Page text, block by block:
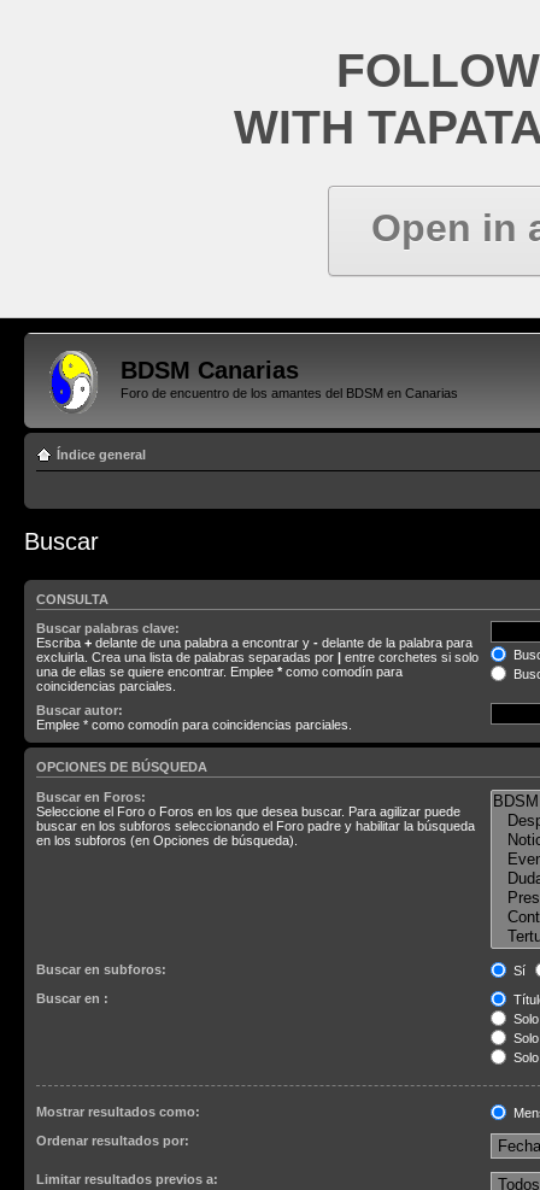
WITH
Open in
BDSM Canarias
Foro de encuentro de los amantes del BDSM en Canarias
Índice general
Buscar
CONSULTA
Buscar palabras clave:
Escriba + delante de una palabra a encontrar y - delante de la palabra para
excluirla. Crea una lista de palabras separadas por | entre corchetes si solo
una de ellas se quiere encontrar. Emplee * como comodín para
coincidencias parciales.
Buscar autor:
Emplee * como comodín para coincidencias parciales.
OPCIONES DE BÚSQUEDA
Buscar en Foros:
Seleccione el Foro o Foros en los que desea buscar. Para agilizar puede
buscar en los subforos seleccionando el Foro padre y habilitar la búsqueda
en los subforos (en Opciones de búsqueda).
Buscar en subforos:
Sí
Buscar en :
Mostrar resultados como:
Ordenar resultados por:
Limitar resultados previos a: